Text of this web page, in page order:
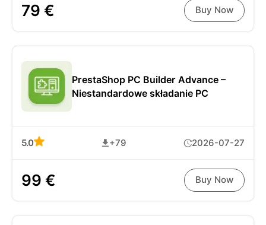
79 € Buy Now
PrestaShop PC Builder Advance –
Niestandardowe składanie PC
5.0 +79 2026-07-27
99 € Buy Now